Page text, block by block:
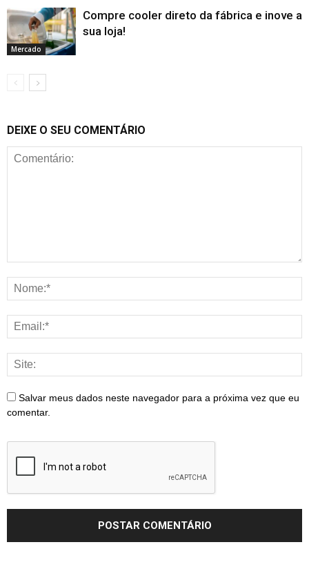
Mercado
Compre cooler direto da fábrica e inove a
sua loja!
DEIXE O SEU COMENTÁRIO
Salvar meus dados neste navegador para a próxima vez que eu
comentar.